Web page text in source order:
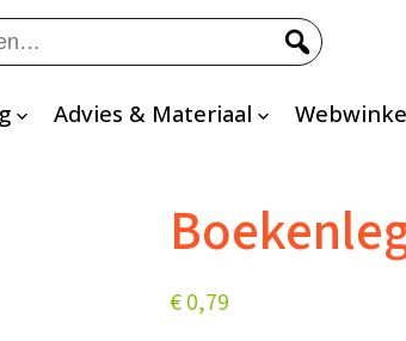
Advies & Materiaal
€0,79